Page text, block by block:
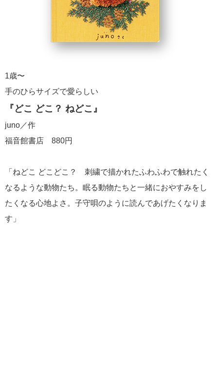
1歳〜
手のひらサイズで愛らしい
『どこ どこ？ ねどこ』
juno／作
福音館書店 880円
「ねどこ どこどこ？ 刺繍で描かれたふわふわで触れたく
なるような動物たち。眠る動物たちと一緒におやすみをし
たくなる心地よさ。子守唄のように読んであげたくなりま
す」